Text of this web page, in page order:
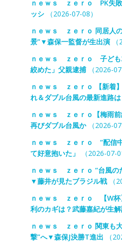
ｎｅｗｓ ｚｅｒｏ PK失
ッシ（2026-07-08）
ｎｅｗｓ ｚｅｒｏ 同居人
景”▼森保一監督が生出演（
ｎｅｗｓ ｚｅｒｏ 子ども
絞めた」父親逮捕（2026-07-
ｎｅｗｓ ｚｅｒｏ 【新着
れ＆ダブル台風の最新進路は
ｎｅｗｓ ｚｅｒｏ【梅雨
再びダブル台風か（2026-07-
ｎｅｗｓ ｚｅｒｏ “配信
て好意抱いた」
（2026-07-
ｎｅｗｓ ｚｅｒｏ “台風の
▼藤井が見たブラジル戦（
ｎｅｗｓ ｚｅｒｏ 【W杯
利のカギは？武藤嘉紀が生
ｎｅｗｓ ｚｅｒｏ 関東も
撃”へ▼森保J決勝T進出 （